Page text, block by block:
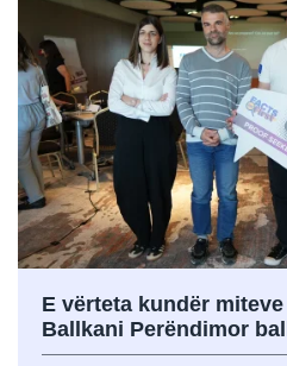
E vërteta kundër
Ballkani Perëndimor